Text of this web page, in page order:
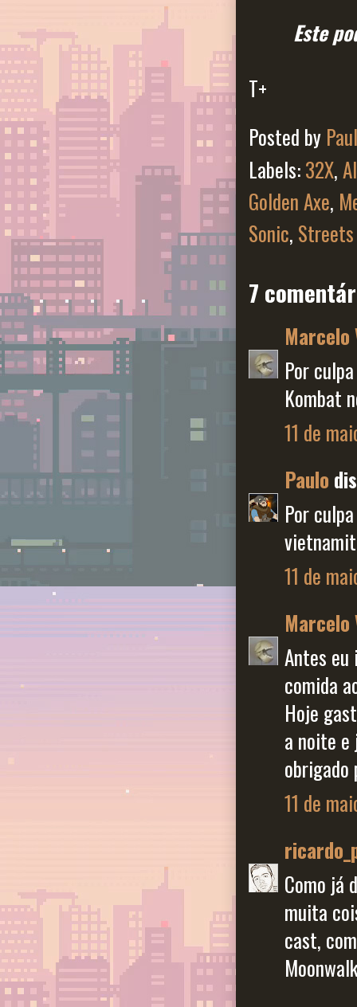
Este
T+
Posted by
Labels:32X,
Golden Axe,
Sonic,
7
Marcelo
Por
Kombat
11 de
Paulo
Por
11 de
Marcelo
Antes eu
comida
Hoje
a noite e
obrigado
11 de
Como já
muita
cast,